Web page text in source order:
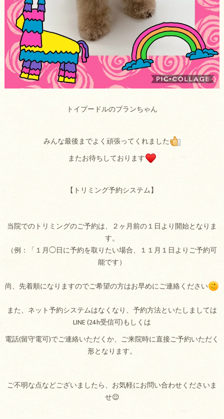
トイプードルのブランちゃん
みんな最後までよく頑張ってくれました
またお待ちしております
【トリミング予約システム】
当院でのトリミングのご予約は、２ヶ月前の１日より開始となりま
す。
（例：「１月◯日に予約を取りたい場合、１１月１日よりご予約可
能です）
尚、先着順になりますのでご希望の方はお早めにご連絡ください
また、ネット予約システムはなくなり、予約方法といたしましては
LINE (24h受信可)もしくは
電話(留守電可)でご連絡いただくか、ご来院時に直接ご予約いただく
形となります。
ご不明な点などございましたら、お気軽にお問い合わせくださいま
せ😌